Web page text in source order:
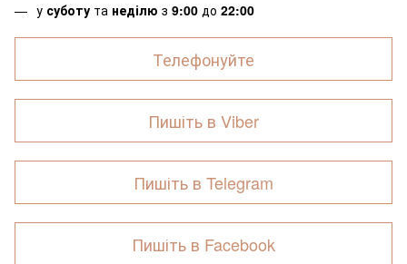
у суботу та неділю з 9:00 до 22:00
Телефонуйте
Пишіть в Viber
Пишіть в Telegram
Пишіть в Facebook